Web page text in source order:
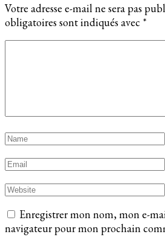
Votre adresse e-mail ne sera pas
obligatoires sont indiqués avec *
Enregistrer mon nom, mon e-
navigateur pour mon prochain